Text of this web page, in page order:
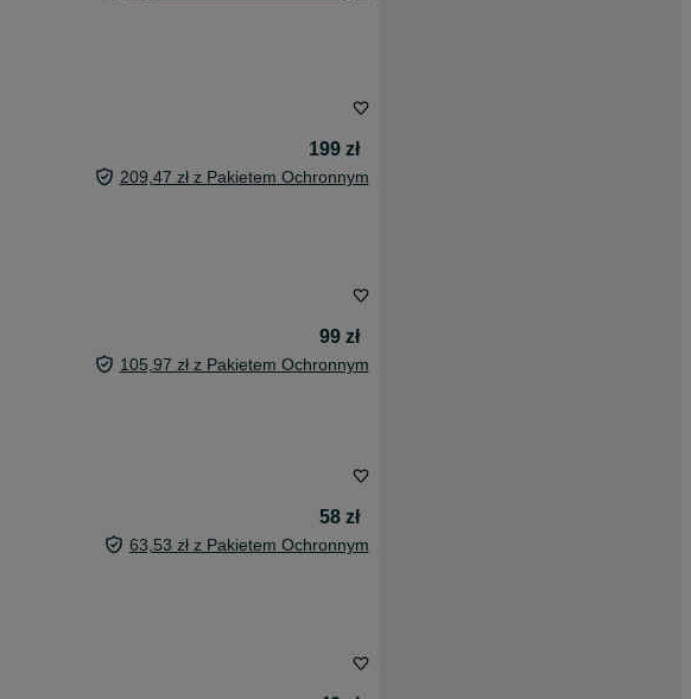
199 zł
209,47 zł z Pakietem Ochronnym
99 zł
105,97 zł z Pakietem Ochronnym
58 zł
63,53 zł z Pakietem Ochronnym